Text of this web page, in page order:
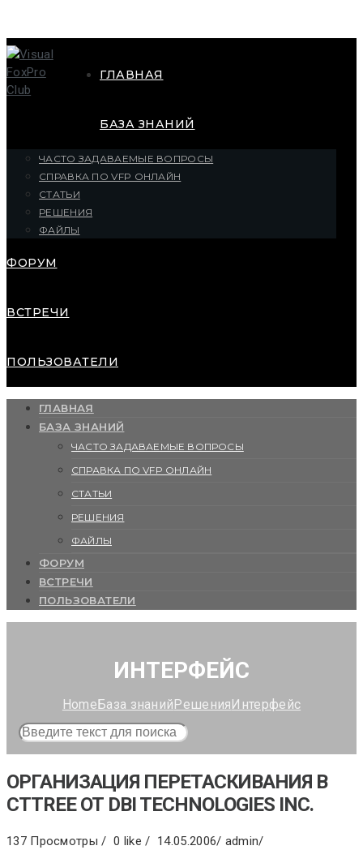
ГЛАВНАЯ
БАЗА ЗНАНИЙ
ЧАСТО ЗАДАВАЕМЫЕ ВОПРОСЫ
СПРАВКА ПО VFP ОНЛАЙН
СТАТЬИ
РЕШЕНИЯ
ФАЙЛЫ
ФОРУМ
ВСТРЕЧИ
ПОЛЬЗОВАТЕЛИ
ГЛАВНАЯ
БАЗА ЗНАНИЙ
ЧАСТО ЗАДАВАЕМЫЕ ВОПРОСЫ
СПРАВКА ПО VFP ОНЛАЙН
СТАТЬИ
РЕШЕНИЯ
ФАЙЛЫ
ФОРУМ
ВСТРЕЧИ
ПОЛЬЗОВАТЕЛИ
ИНТЕРФЕЙС
HomeБаза знанийРешенияИнтерфейс
ОРГАНИЗАЦИЯ ПЕРЕТАСКИВАНИЯ В
CTTREE ОТ DBI TECHNOLOGIES INC.
137 Просмотры / 0 like / 14.05.2006/ admin/